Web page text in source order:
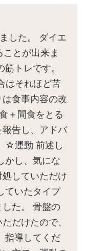
した。 ダイエ
とが出来ま
トレです。
はそれほど苦
食事内容の改
＋間食をとる
告し、アドバ
☆運動 前述し
かし、気にな
していただけ
ていたタイプ
た。 骨盤の
だけたので、
指導してくだ